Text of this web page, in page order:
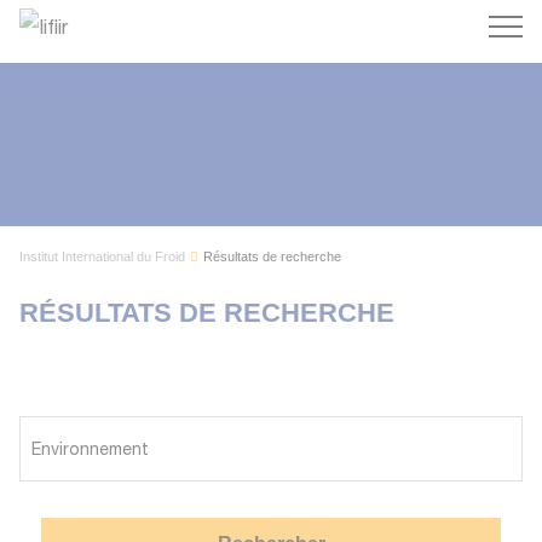
Institut International du Froid Résultats de recherche
RÉSULTATS DE RECHERCHE